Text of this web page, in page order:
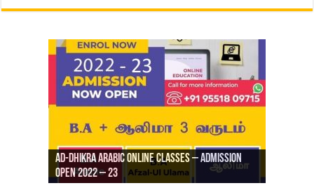
Ad-Dhikra Arabic Online Classes – Admission
Open 2022 – 23
Ad-Dhikra Arabic Online Classes – BA Arabic
AD DHIKRA ARABIC COLLEGE ADMISSION
ரியாத் ஜும்ஆ தமிழாக்கம், Jamia Al Hajiri
Masjid (Kuwait Masjid), Malaz, Riyadh